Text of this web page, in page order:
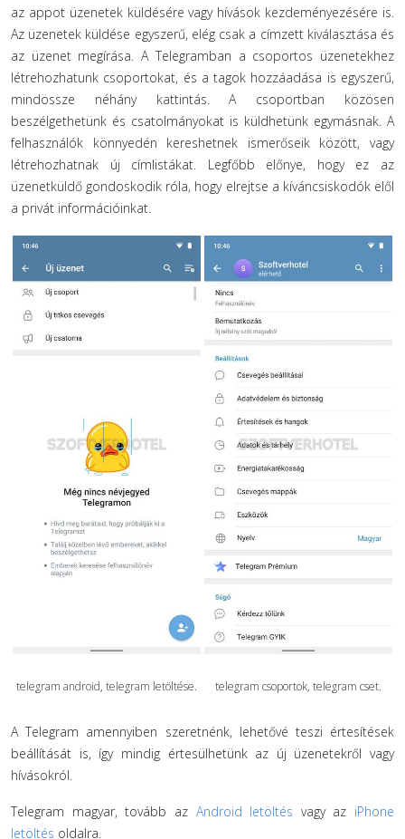
az appot üzenetek küldésére vagy hívások kezdeményezésére is.
Az üzenetek küldése egyszerű, elég csak a címzett kiválasztása és
az üzenet megírása. A Telegramban a csoportos üzenetekhez
létrehozhatunk csoportokat, és a tagok hozzáadása is egyszerű,
mindössze néhány kattintás. A csoportban közösen
beszélgethetünk és csatolmányokat is küldhetünk egymásnak. A
felhasználók könnyedén kereshetnek ismerőseik között, vagy
létrehozhatnak új címlistákat. Legfőbb előnye, hogy ez az
üzenetküldő gondoskodik róla, hogy elrejtse a kíváncsiskodók elől
a privát információinkat.
telegram android, telegram letöltése. telegram csoportok, telegram cset.
A Telegram amennyiben szeretnénk, lehetővé teszi értesítések
beállítását is, így mindig értesülhetünk az új üzenetekről vagy
hívásokról.
Telegram magyar, tovább az Android letöltés vagy az iPhone
letöltés oldalra.